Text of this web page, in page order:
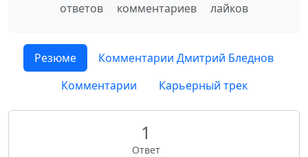
ответов комментариев лайков
Резюме
Комментарии Дмитрий Бледнов
Комментарии
Карьерный трек
1
Ответ